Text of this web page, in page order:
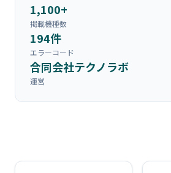
1,100+
掲載機種数
194件
エラーコード
合同会社テクノラボ
運営